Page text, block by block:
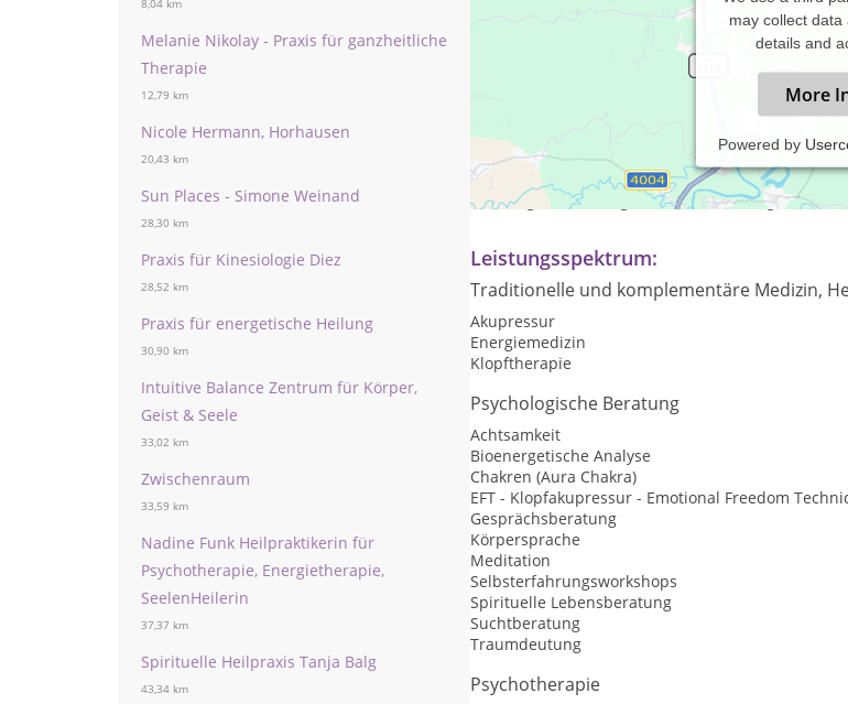
8,04 km
Melanie Nikolay - Praxis für ganzheitliche
Therapie
12,79 km
Nicole Hermann, Horhausen
20,43 km
Sun Places - Simone Weinand
28,30 km
Praxis für Kinesiologie Diez
28,52 km
Praxis für energetische Heilung
30,90 km
Intuitive Balance Zentrum für Körper,
Geist & Seele
33,02 km
Zwischenraum
33,59 km
Nadine Funk Heilpraktikerin für
Psychotherapie, Energietherapie,
SeelenHeilerin
37,37 km
Spirituelle Heilpraxis Tanja Balg
43,34 km
may collect data
details and
More
Powered by
Praxiszeiten:
Dienstag bis Samstag nach Vereinbarung
Leistungsspektrum:
Traditionelle und komplementäre Medizin,
Akupressur
Energiemedizin
Klopftherapie
Psychologische Beratung
Achtsamkeit
Bioenergetische Analyse
Chakren (Aura Chakra)
EFT - Klopfakupressur - Emotional Freedom
Gesprächsberatung
Körpersprache
Meditation
Selbsterfahrungsworkshops
Spirituelle Lebensberatung
Suchtberatung
Traumdeutung
Psychotherapie